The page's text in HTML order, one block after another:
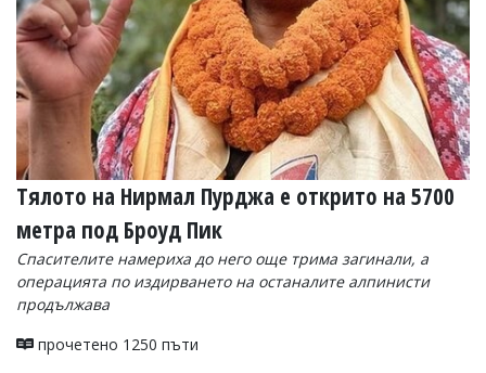
Тялото на Нирмал Пурджа е открито на 5700
метра под Броуд Пик
Спасителите намериха до него още трима загинали, а
операцията по издирването на останалите алпинисти
продължава
прочетено 1250 пъти